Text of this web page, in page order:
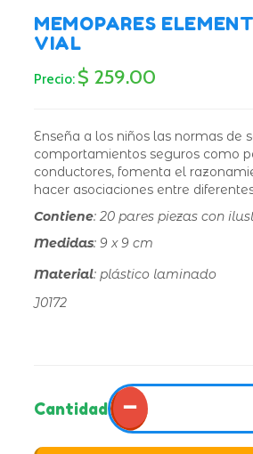
MEMOPARES
VIAL
Precio: $ 259.00
Enseña a los niños las normas de
comportamientos seguros como
conductores, fomenta el
hacer asociaciones entre
Contiene: 20 pares piezas con
Medidas: 9 x 9 cm
Material: plástico laminado
J0172
Cantidad −